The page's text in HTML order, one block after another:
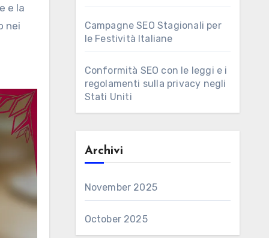
e la
nei
Campagne SEO Stagionali per
le Festività Italiane
Conformità SEO con le leggi e i
regolamenti sulla privacy negli
Stati Uniti
Archivi
November 2025
October 2025